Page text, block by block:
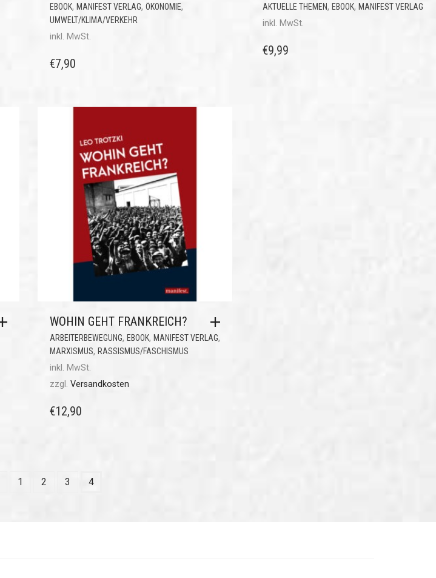
EBOOK, MANIFEST VERLAG, ÖKONOMIE,
UMWELT/KLIMA/VERKEHR
inkl. MwSt.
€7,90
AKTUELLE THEMEN, EBOOK, MANIFEST VERLAG
inkl. MwSt.
€9,99
WOHIN GEHT FRANKREICH?
ARBEITERBEWEGUNG, EBOOK, MANIFEST VERLAG,
MARXISMUS, RASSISMUS/FASCHISMUS
inkl. MwSt.
zzgl. Versandkosten
€12,90
1 2 3 4